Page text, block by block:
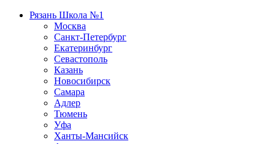
Рязань Школа №1
Москва
Санкт-Петербург
Екатеринбург
Севастополь
Казань
Новосибирск
Самара
Адлер
Тюмень
Уфа
Ханты-Мансийск